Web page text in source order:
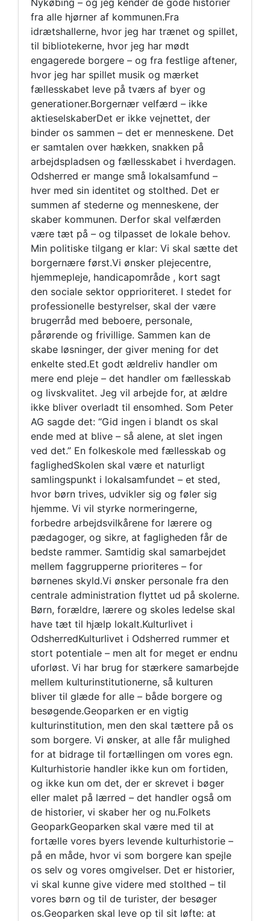
Nykøbing – og jeg kender de gode historier
fra alle hjørner af kommunen.Fra
idrætshallerne, hvor jeg har trænet og spillet,
til bibliotekerne, hvor jeg har mødt
engagerede borgere – og fra festlige aftener,
hvor jeg har spillet musik og mærket
fællesskabet leve på tværs af byer og
generationer.Borgernær velfærd – ikke
aktieselskaberDet er ikke vejnettet, der
binder os sammen – det er menneskene. Det
er samtalen over hækken, snakken på
arbejdspladsen og fællesskabet i hverdagen.
Odsherred er mange små lokalsamfund –
hver med sin identitet og stolthed. Det er
summen af stederne og menneskene, der
skaber kommunen. Derfor skal velfærden
være tæt på – og tilpasset de lokale behov.
Min politiske tilgang er klar: Vi skal sætte det
borgernære først.Vi ønsker plejecentre,
hjemmepleje, handicapområde , kort sagt
den sociale sektor opprioriteret. I stedet for
professionelle bestyrelser, skal der være
brugerråd med beboere, personale,
pårørende og frivillige. Sammen kan de
skabe løsninger, der giver mening for det
enkelte sted.Et godt ældreliv handler om
mere end pleje – det handler om fællesskab
og livskvalitet. Jeg vil arbejde for, at ældre
ikke bliver overladt til ensomhed. Som Peter
AG sagde det: “Gid ingen i blandt os skal
ende med at blive – så alene, at slet ingen
ved det.” En folkeskole med fællesskab og
faglighedSkolen skal være et naturligt
samlingspunkt i lokalsamfundet – et sted,
hvor børn trives, udvikler sig og føler sig
hjemme. Vi vil styrke normeringerne,
forbedre arbejdsvilkårene for lærere og
pædagoger, og sikre, at fagligheden får de
bedste rammer. Samtidig skal samarbejdet
mellem faggrupperne prioriteres – for
børnenes skyld.Vi ønsker personale fra den
centrale administration flyttet ud på skolerne.
Børn, forældre, lærere og skoles ledelse skal
have tæt til hjælp lokalt.Kulturlivet i
OdsherredKulturlivet i Odsherred rummer et
stort potentiale – men alt for meget er endnu
uforløst. Vi har brug for stærkere samarbejde
mellem kulturinstitutionerne, så kulturen
bliver til glæde for alle – både borgere og
besøgende.Geoparken er en vigtig
kulturinstitution, men den skal tættere på os
som borgere. Vi ønsker, at alle får mulighed
for at bidrage til fortællingen om vores egn.
Kulturhistorie handler ikke kun om fortiden,
og ikke kun om det, der er skrevet i bøger
eller malet på lærred – det handler også om
de historier, vi skaber her og nu.Folkets
GeoparkGeoparken skal være med til at
fortælle vores byers levende kulturhistorie –
på en måde, hvor vi som borgere kan spejle
os selv og vores omgivelser. Det er historier,
vi skal kunne give videre med stolthed – til
vores børn og til de turister, der besøger
os.Geoparken skal leve op til sit løfte: at